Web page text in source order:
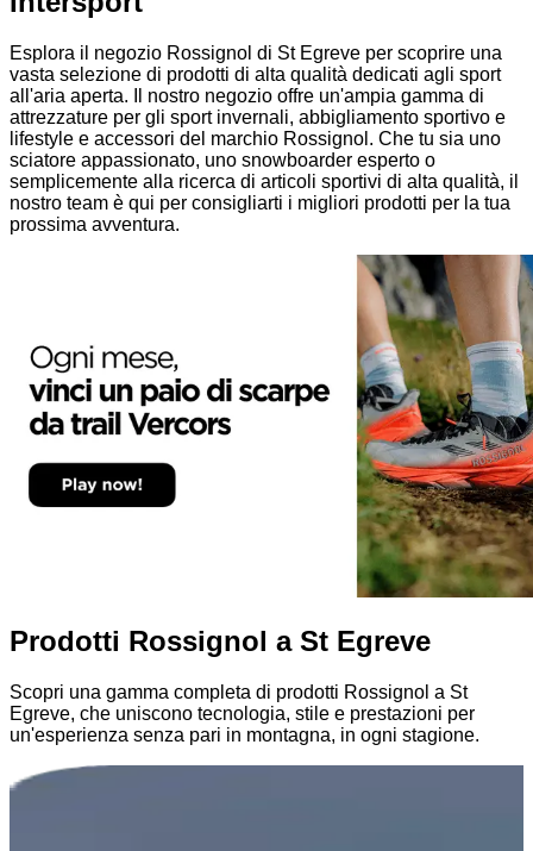
Esplora il negozio Rossignol di St Egreve per scoprire una
vasta selezione di prodotti di alta qualità dedicati agli sport
all'aria aperta. Il nostro negozio offre un'ampia gamma di
attrezzature per gli sport invernali, abbigliamento sportivo e
lifestyle e accessori del marchio Rossignol. Che tu sia uno
sciatore appassionato, uno snowboarder esperto o
semplicemente alla ricerca di articoli sportivi di alta qualità, il
nostro team è qui per consigliarti i migliori prodotti per la tua
prossima avventura.
Prodotti Rossignol a St Egreve
Scopri una gamma completa di prodotti Rossignol a St
Egreve, che uniscono tecnologia, stile e prestazioni per
un'esperienza senza pari in montagna, in ogni stagione.